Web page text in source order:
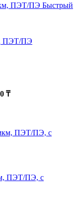
Быстрый
ПЭТ/ПЭ
₸
ПЭТ/ПЭ, с